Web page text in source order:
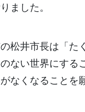
りました。
の松井市長は「た
のない世界にする
がなくなることを